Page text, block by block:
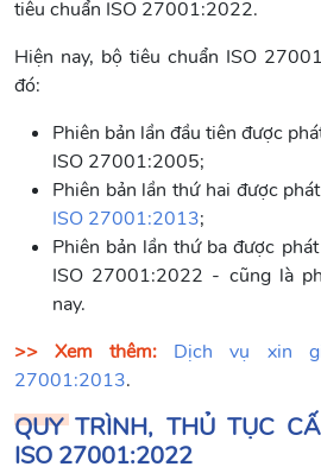
tiêu chuẩn ISO 27001:2022.
Hiện nay, bộ tiêu chuẩn ISO
đó:
Phiên bản lần đầu tiên được
ISO 27001:2005;
Phiên bản lần thứ hai được
ISO 27001:2013;
Phiên bản lần thứ ba được
ISO 27001:2022 - cũng là
nay.
>> Xem thêm:
Dịch vụ xin
27001:2013.
QUY TRÌNH, THỦ TỤC
ISO 27001:2022